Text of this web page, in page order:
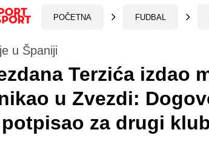
POČETNA FUDBAL
u Španiji
Terzića izdao
u Zvezdi:
za drugi